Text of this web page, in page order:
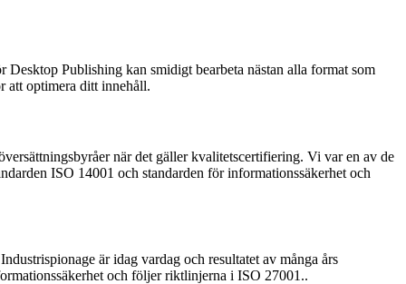
Publishing kan smidigt bearbeta nästan alla format som
att optimera ditt innehåll.
när det gäller kvalitetscertifiering. Vi var en av de
ISO 14001 och standarden för informationssäkerhet och
är idag vardag och resultatet av många års
och följer riktlinjerna i ISO 27001..